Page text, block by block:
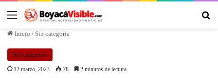
Inicio / Sin categoría
Sin categoría
12 marzo, 2023 78 2 minutos de lectura